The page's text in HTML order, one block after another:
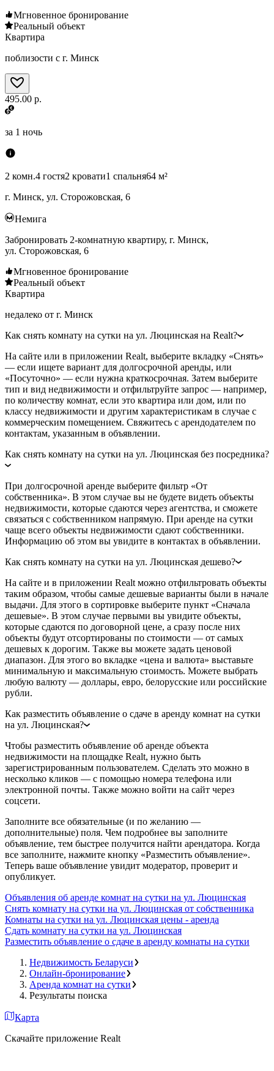
Мгновенное бронирование
Реальный объект
Квартира
поблизости с г. Минск
495.00 р.
за 1 ночь
2 комн.4 гостя2 кровати1 спальня64 м²
г. Минск, ул. Сторожовская, 6
Немига
Забронировать 2-комнатную квартиру, г. Минск,
ул. Сторожовская, 6
Мгновенное бронирование
Реальный объект
Квартира
недалеко от г. Минск
Как снять комнату на сутки на ул. Люцинская на Realt?
На сайте или в приложении Realt, выберите вкладку «Снять»
— если ищете вариант для долгосрочной аренды, или
«Посуточно» — если нужна краткосрочная. Затем выберите
тип и вид недвижимости и отфильтруйте запрос — например,
по количеству комнат, если это квартира или дом, или по
классу недвижимости и другим характеристикам в случае с
коммерческим помещением. Свяжитесь с арендодателем по
контактам, указанным в объявлении.
Как снять комнату на сутки на ул. Люцинская без посредника?
При долгосрочной аренде выберите фильтр «От
собственника». В этом случае вы не будете видеть объекты
недвижимости, которые сдаются через агентства, и сможете
связаться с собственником напрямую. При аренде на сутки
чаще всего объекты недвижимости сдают собственники.
Информацию об этом вы увидите в контактах в объявлении.
Как снять комнату на сутки на ул. Люцинская дешево?
На сайте и в приложении Realt можно отфильтровать объекты
таким образом, чтобы самые дешевые варианты были в начале
выдачи. Для этого в сортировке выберите пункт «Сначала
дешевые». В этом случае первыми вы увидите объекты,
которые сдаются по договорной цене, а сразу после них
объекты будут отсортированы по стоимости — от самых
дешевых к дорогим. Также вы можете задать ценовой
диапазон. Для этого во вкладке «цена и валюта» выставьте
минимальную и максимальную стоимость. Можете выбрать
любую валюту — доллары, евро, белорусские или российские
рубли.
Как разместить объявление о сдаче в аренду комнат на сутки
на ул. Люцинская?
Чтобы разместить объявление об аренде объекта
недвижимости на площадке Realt, нужно быть
зарегистрированным пользователем. Сделать это можно в
несколько кликов — с помощью номера телефона или
электронной почты. Также можно войти на сайт через
соцсети.
Заполните все обязательные (и по желанию —
дополнительные) поля. Чем подробнее вы заполните
объявление, тем быстрее получится найти арендатора. Когда
все заполните, нажмите кнопку «Разместить объявление».
Теперь ваше объявление увидит модератор, проверит и
опубликует.
Объявления об аренде комнат на сутки на ул. Люцинская
Снять комнату на сутки на ул. Люцинская от собственника
Комнаты на сутки на ул. Люцинская цены - аренда
Сдать комнату на сутки на ул. Люцинская
Разместить объявление о сдаче в аренду комнаты на сутки
Недвижимость Беларуси
Онлайн-бронирование
Аренда комнат на сутки
Результаты поиска
Карта
Скачайте приложение Realt